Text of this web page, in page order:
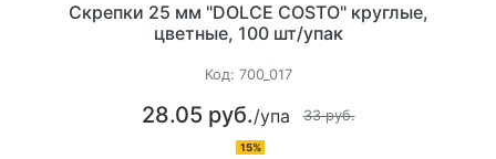
Скрепки 25 мм "DOLCE COSTO" круглые,
цветные, 100 шт/упак
Код: 700_017
28.05 руб./упа 33 руб.
15%